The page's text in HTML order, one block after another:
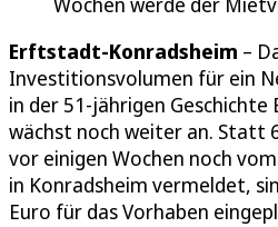
Erftstadt-Konradsheim –
Investitionsvolumen für ein
in der 51-jährigen
wächst noch weiter an. Statt
vor einigen Wochen noch
in Konradsheim vermeldet,
Euro für das Vorhaben